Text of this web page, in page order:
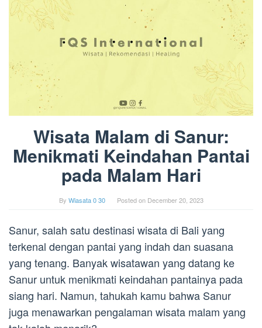
Wisata Malam di Sanur:
Menikmati Keindahan Pantai
pada Malam Hari
By Wiasata 0 30 Posted on December 20, 2023
Sanur, salah satu destinasi wisata di Bali yang
terkenal dengan pantai yang indah dan suasana
yang tenang. Banyak wisatawan yang datang ke
Sanur untuk menikmati keindahan pantainya pada
siang hari. Namun, tahukah kamu bahwa Sanur
juga menawarkan pengalaman wisata malam yang